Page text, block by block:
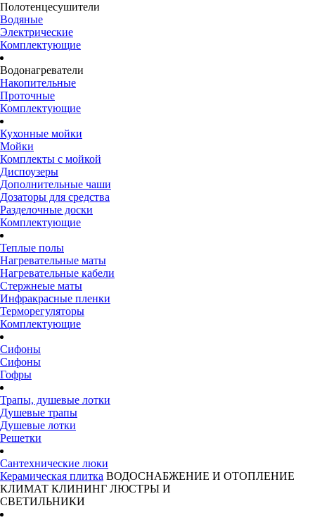
Полотенцесушители
Водяные
Электрические
Комплектующие
Водонагреватели
Накопительные
Проточные
Комплектующие
Кухонные мойки
Мойки
Комплекты с мойкой
Диспоузеры
Дополнительные чаши
Дозаторы для средства
Разделочные доски
Комплектующие
Теплые полы
Нагревательные маты
Нагревательные кабели
Стержнеые маты
Инфракрасные пленки
Терморегуляторы
Комплектующие
Сифоны
Сифоны
Гофры
Трапы, душевые лотки
Душевые трапы
Душевые лотки
Решетки
Сантехнические люки
Керамическая плитка ВОДОСНАБЖЕНИЕ И ОТОПЛЕНИЕ
КЛИМАТ КЛИНИНГ ЛЮСТРЫ И
СВЕТИЛЬНИКИ